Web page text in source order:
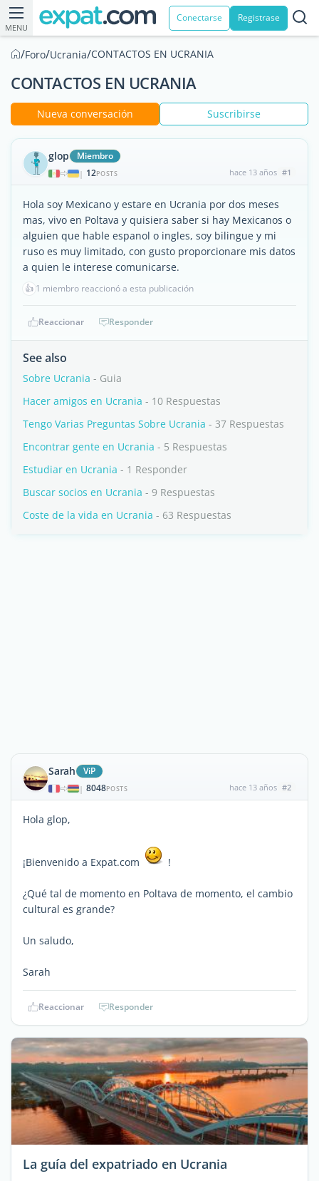
MENU
Conectarse Registrase
/Foro/Ucrania/CONTACTOS EN UCRANIA
CONTACTOS EN UCRANIA
Nueva conversación Suscribirse
glop Miembro
| 12POSTS hace 13 años #1
Hola soy Mexicano y estare en Ucrania por dos meses
mas, vivo en Poltava y quisiera saber si hay Mexicanos o
alguien que hable espanol o ingles, soy bilingue y mi
ruso es muy limitado, con gusto proporcionare mis datos
a quien le interese comunicarse.
👍 1 miembro reaccionó a esta publicación
Reaccionar Responder
See also
Sobre Ucrania - Guia
Hacer amigos en Ucrania - 10 Respuestas
Tengo Varias Preguntas Sobre Ucrania - 37 Respuestas
Encontrar gente en Ucrania - 5 Respuestas
Estudiar en Ucrania - 1 Responder
Buscar socios en Ucrania - 9 Respuestas
Coste de la vida en Ucrania - 63 Respuestas
Sarah ViP
| 8048POSTS hace 13 años #2
Hola glop,
¡Bienvenido a Expat.com !
¿Qué tal de momento en Poltava de momento, el cambio
cultural es grande?
Un saludo,
Sarah
Reaccionar Responder
La guía del expatriado en Ucrania